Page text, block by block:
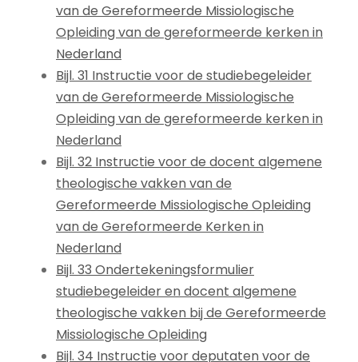
van de Gereformeerde Missiologische
Opleiding van de gereformeerde kerken in
Nederland
Bijl. 31 Instructie voor de studiebegeleider
van de Gereformeerde Missiologische
Opleiding van de gereformeerde kerken in
Nederland
Bijl. 32 Instructie voor de docent algemene
theologische vakken van de
Gereformeerde Missiologische Opleiding
van de Gereformeerde Kerken in
Nederland
Bijl. 33 Ondertekeningsformulier
studiebegeleider en docent algemene
theologische vakken bij de Gereformeerde
Missiologische Opleiding
Bijl. 34 Instructie voor deputaten voor de